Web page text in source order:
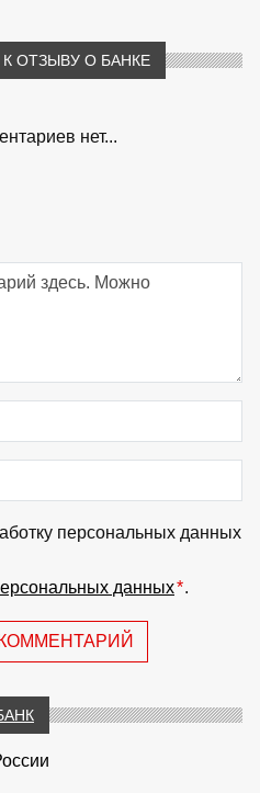
ОТЗЫВУ О БАНКЕ
нет...
персональных данных
данных*.